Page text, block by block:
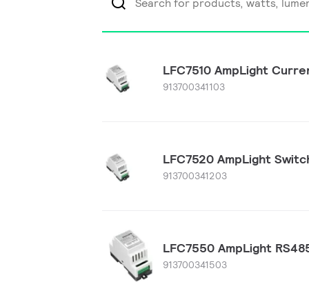
LFC7510 AmpLight
913700341103
LFC7520 AmpLight
913700341203
LFC7550 AmpLight
913700341503